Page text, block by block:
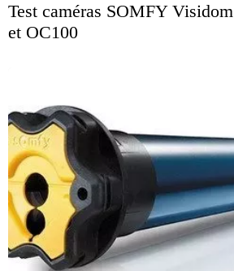
Test caméras SOMFY
et OC100